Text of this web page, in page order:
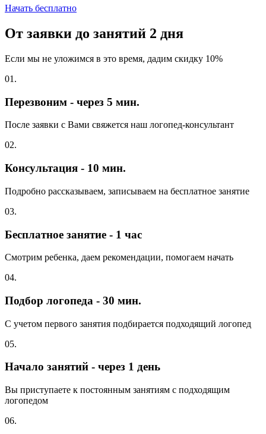
Начать бесплатно
От заявки до занятий 2 дня
Если мы не уложимся в это время, дадим скидку 10%
01.
Перезвоним - через 5 мин.
После заявки с Вами свяжется наш логопед-консультант
02.
Консультация - 10 мин.
Подробно рассказываем, записываем на бесплатное занятие
03.
Бесплатное занятие - 1 час
Смотрим ребенка, даем рекомендации, помогаем начать
04.
Подбор логопеда - 30 мин.
С учетом первого занятия подбирается подходящий логопед
05.
Начало занятий - через 1 день
Вы приступаете к постоянным занятиям с подходящим
логопедом
06.